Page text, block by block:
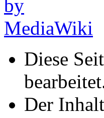
Diese
Der